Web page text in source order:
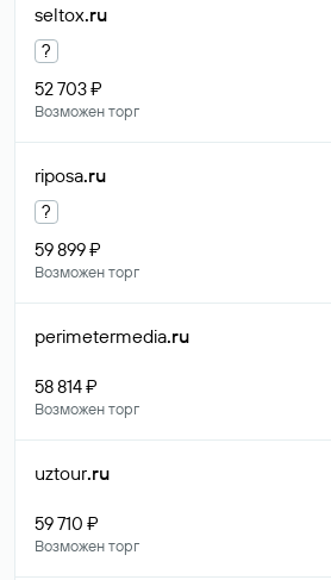
seltox.ru
?
52 703 ₽
Возможен торг
riposa.ru
?
59 899 ₽
Возможен торг
perimetermedia.ru
58 814 ₽
Возможен торг
uztour.ru
59 710 ₽
Возможен торг